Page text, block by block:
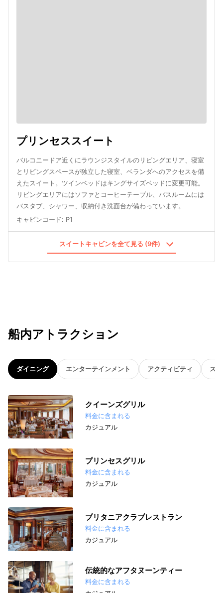
プリンセススイート
バルコニードア近くにラウンジスタイルのリビングエリア、寝室
とリビングスペースが独立した寝室、ベランダへのアクセスを備
えたスイート。ツインベッドはキングサイズベッドに変更可能。
リビングエリアにはソファとコーヒーテーブル、バスルームには
バスタブ、シャワー、収納付き洗面台が備わっています。
キャビンコード: P1
スイートキャビンを全て見る (9件)
船内アトラクション
ダイニング エンターテインメント アクティビティ ス
クイーンズグリル
料金に含まれる
カジュアル
プリンセスグリル
料金に含まれる
カジュアル
ブリタニアクラブレストラン
料金に含まれる
カジュアル
伝統的なアフタヌーンティー
料金に含まれる